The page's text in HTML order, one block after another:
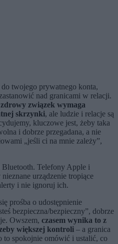
twojego prywatnego konta,
nad granicami w relacji.
związek wymaga
skrzynki, ale ludzie i relacje są
kluczowe jest, żeby taka
i dobrze przegadana, a nie
„jeśli ci na mnie zależy”,
Telefony Apple i
urządzenie tropiące
i nie ignoruj ich.
prośba o udostępnienie
bezpieczna/bezpieczny”, dobrze
Owszem, czasem wynika to z
większej kontroli – a granica
to spokojnie omówić i ustalić, co